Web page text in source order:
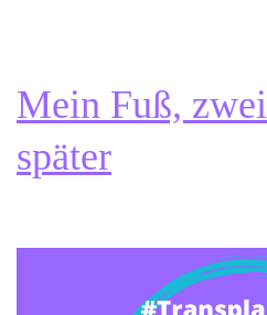
Mein Fuß,
später